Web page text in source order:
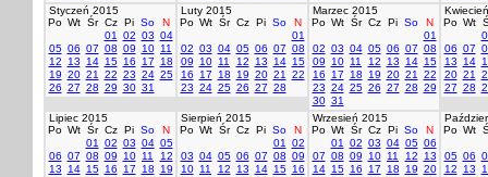
Styczeń 2015
Po Wt Śr Cz Pi So
N
01
02 03 04
05 06 07 08 09 10 11
12
13 14 15 16 17
18
19 20 21 22 23 24 25
26 27 28 29 30 31
Luty 2015
Po Wt Śr Cz Pi So
N
01
02 03 04 05 06 07 08
09
10 11 12 13 14 15
16
17 18 19 20 21
22
23 24 25 26 27 28
Marzec 2015
Po Wt Śr Cz Pi So
N
01
02 03 04 05 06 07 08
09
10 11 12 13 14 15
16
17 18 19 20 21
22
23 24 25 26 27 28 29
30 31
Po Wt
06 07
13
14
20 21
27 28
Lipiec 2015
Po Wt Śr Cz Pi So
N
01
02 03 04 05
06 07 08 09 10 11
12
13
14 15 16 17 18
19
Sierpień 2015
Po Wt Śr Cz Pi So
N
01
02
03 04 05 06 07 08 09
10 11 12 13 14 15 16
Wrzesień 2015
Po Wt Śr Cz Pi So
N
01
02 03 04 05 06
07 08 09 10 11 12
13
14 15 16 17 18 19 20
Po Wt
05 06
12
13